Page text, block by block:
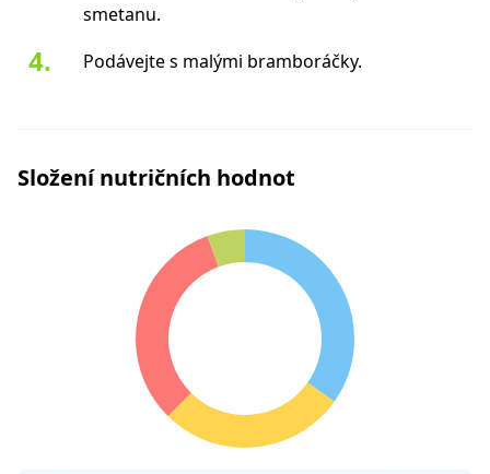
smetanu.
Podávejte s malými bramboráčky.
Složení nutričních hodnot